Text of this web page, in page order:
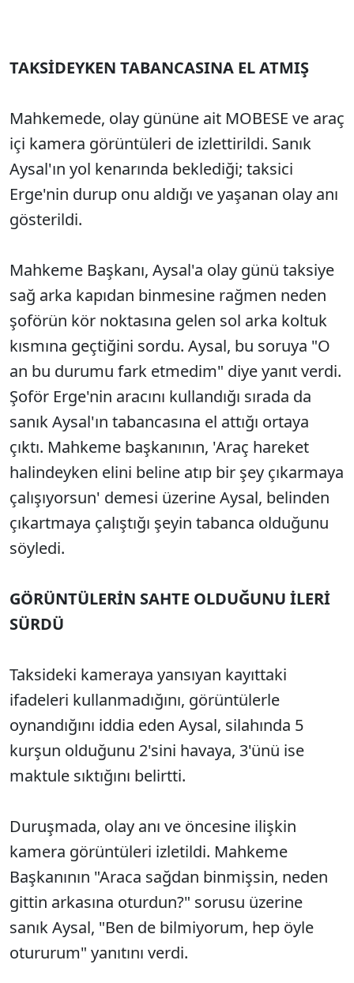
TAKSİDEYKEN TABANCASINA EL ATMIŞ
Mahkemede, olay gününe ait MOBESE ve araç
içi kamera görüntüleri de izlettirildi. Sanık
Aysal'ın yol kenarında beklediği; taksici
Erge'nin durup onu aldığı ve yaşanan olay anı
gösterildi.
Mahkeme Başkanı, Aysal'a olay günü taksiye
sağ arka kapıdan binmesine rağmen neden
şoförün kör noktasına gelen sol arka koltuk
kısmına geçtiğini sordu. Aysal, bu soruya "O
an bu durumu fark etmedim" diye yanıt verdi.
Şoför Erge'nin aracını kullandığı sırada da
sanık Aysal'ın tabancasına el attığı ortaya
çıktı. Mahkeme başkanının, 'Araç hareket
halindeyken elini beline atıp bir şey çıkarmaya
çalışıyorsun' demesi üzerine Aysal, belinden
çıkartmaya çalıştığı şeyin tabanca olduğunu
söyledi.
GÖRÜNTÜLERİN SAHTE OLDUĞUNU İLERİ
SÜRDÜ
Taksideki kameraya yansıyan kayıttaki
ifadeleri kullanmadığını, görüntülerle
oynandığını iddia eden Aysal, silahında 5
kurşun olduğunu 2'sini havaya, 3'ünü ise
maktule sıktığını belirtti.
Duruşmada, olay anı ve öncesine ilişkin
kamera görüntüleri izletildi. Mahkeme
Başkanının "Araca sağdan binmişsin, neden
gittin arkasına oturdun?" sorusu üzerine
sanık Aysal, "Ben de bilmiyorum, hep öyle
otururum" yanıtını verdi.